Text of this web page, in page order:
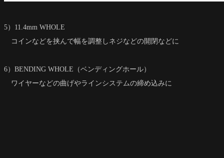
5）11.4mm WHOLE
コインなどを挟んで幅を調整しネジなどの開閉などに
6）BENDING WHOLE（ベンディングホール）
ワイヤーなどの曲げやラインシステムの締め込みに